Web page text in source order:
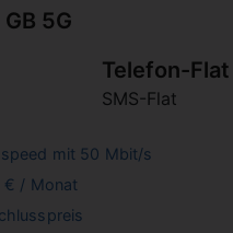
5G
Telefon-Flat
SMS-Flat
mit 50 Mbit/s
€ / Monat